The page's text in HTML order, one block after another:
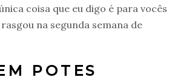
coisa que eu digo é para vocês
na segunda semana de
POTES